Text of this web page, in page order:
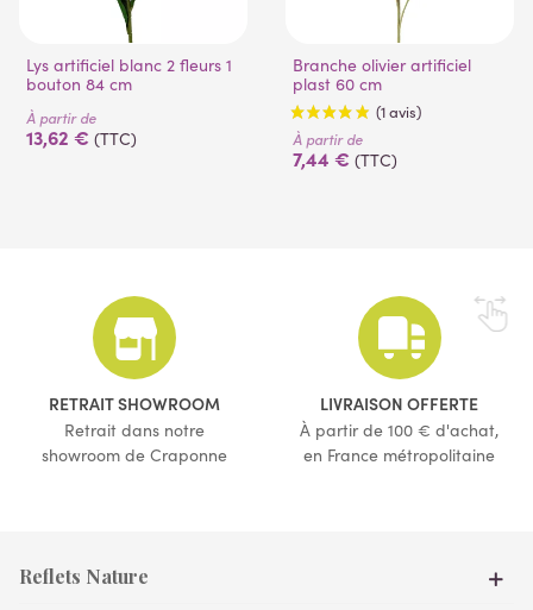
Lys artificiel blanc 2 fleurs 1
bouton 84 cm
À partir de
13,62 € (TTC)
Branche olivier artificiel
plast 60 cm
(1 avis)
À partir de
7,44 € (TTC)
RETRAIT SHOWROOM
Retrait dans notre
showroom de Craponne
LIVRAISON OFFERTE
À partir de 100 € d'achat,
en France métropolitaine
Reflets Nature